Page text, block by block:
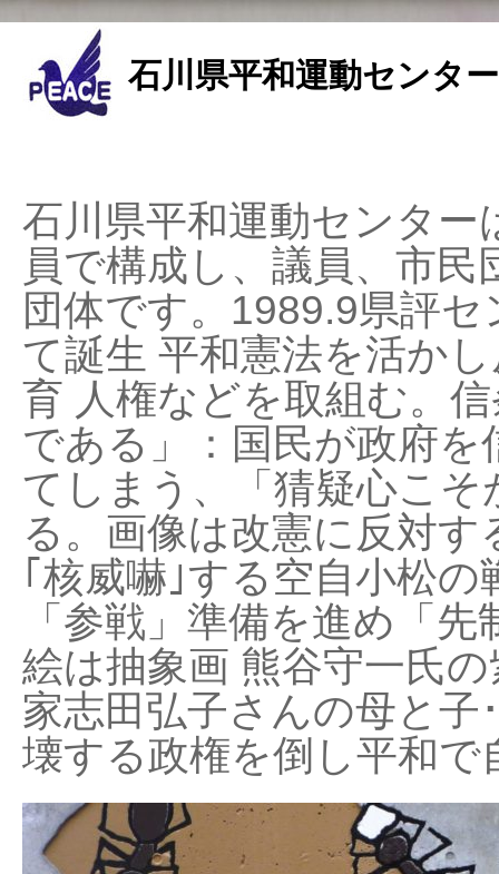
石川県平和運動センタ
石川県平和運動センタ
員で構成し、議員、市
団体です。1989.9県評
て誕生 平和憲法を活か
育 人権などを取組む。
である」：国民が政府
てしまう、「猜疑心こ
る。画像は改憲に反対
｢核威嚇｣する空自小松
「参戦」準備を進め「
絵は抽象画 熊谷守一氏
家志田弘子さんの母と子
壊する政権を倒し平和